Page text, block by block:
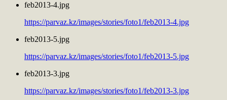
feb2013-4.jpg
https://parvaz.kz/images/stories/foto1/feb2013-4.jpg
feb2013-5.jpg
https://parvaz.kz/images/stories/foto1/feb2013-5.jpg
feb2013-3.jpg
https://parvaz.kz/images/stories/foto1/feb2013-3.jpg